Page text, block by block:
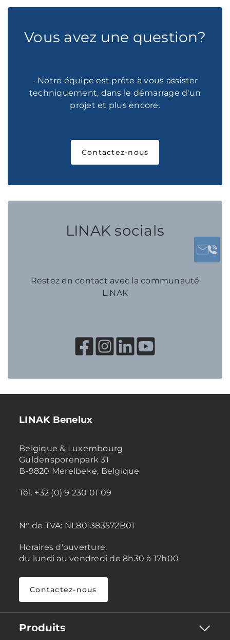
Vous avez une question?
- Notre équipe est prête à vous assister
techniquement, dans le démarrage d'un
projet et plus encore.
Contactez-nous
LINAK socials
Restez en contact avec la communauté
LINAK
LINAK Benelux
Belgique & Luxembourg
Guldensporenpark 31
B-9820 Merelbeke, Belgique
Tél. +32 (0) 9 230 01 09
N° de TVA: NL801383572B01
Horaires d'ouverture:
du lundi au vendredi de 8h30 à 17h00
Contactez-nous
Produits